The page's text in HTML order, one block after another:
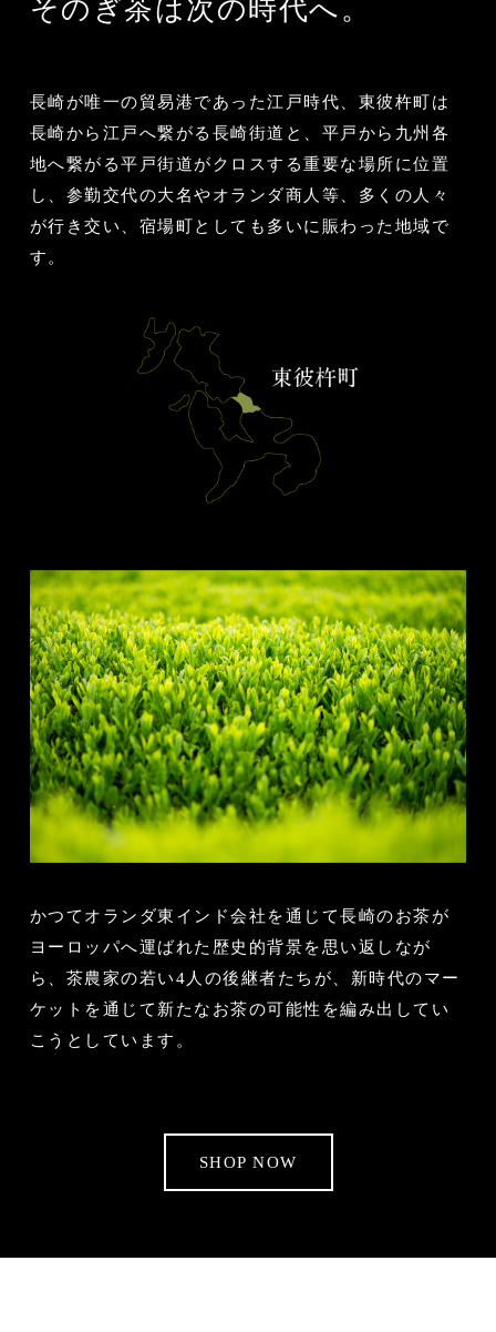
そのぎ茶は次の時代へ。
長崎が唯一の貿易港であった江戸時代、東彼杵町は
長崎から江戸へ繋がる長崎街道と、平戸から九州各
地へ繋がる平戸街道がクロスする重要な場所に位置
し、参勤交代の大名やオランダ商人等、多くの人々
が行き交い、宿場町としても多いに賑わった地域で
す。
かつてオランダ東インド会社を通じて長崎のお茶が
ヨーロッパへ運ばれた歴史的背景を思い返しなが
ら、茶農家の若い4人の後継者たちが、新時代のマー
ケットを通じて新たなお茶の可能性を編み出してい
こうとしています。
SHOP NOW